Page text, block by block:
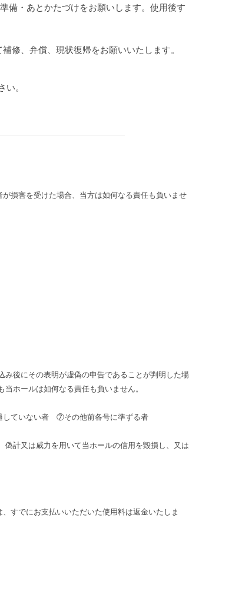
備・あとかたづけをお願いします。使用後す
、弁償、現状復帰をお願いいたします。
。
損害を受けた場合、当方は如何なる責任も負いませ
後にその表明が虚偽の申告であることが判明した場
ホールは如何なる責任も負いません。
ていない者 ⑦その他前各号に準ずる者
又は威力を用いて当ホールの信用を毀損し、又は
すでにお支払いいただいた使用料は返金いたしま